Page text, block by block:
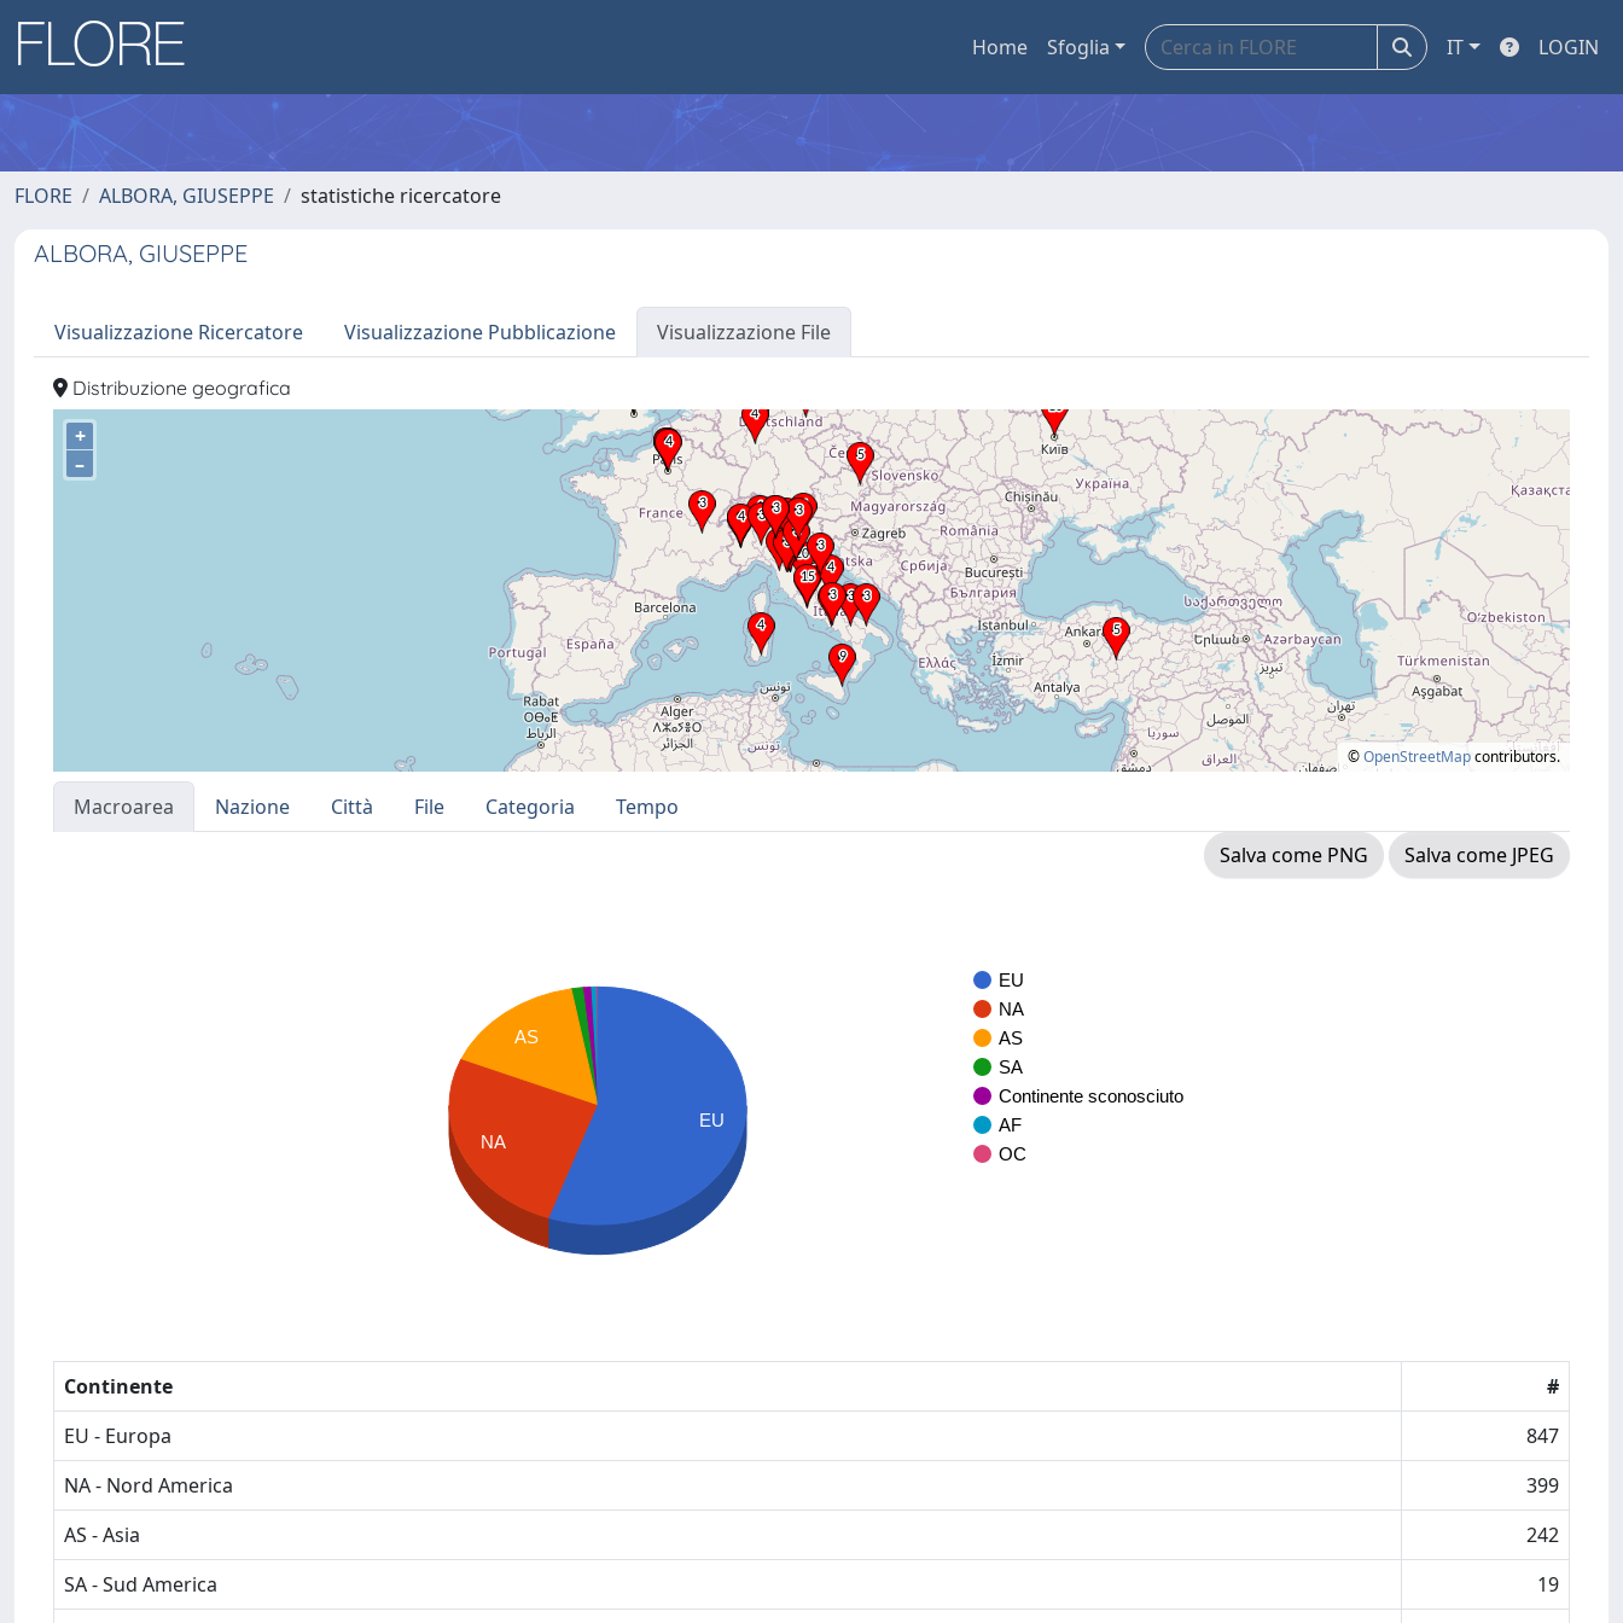
Home Sfoglia IT LOGIN
FLORE ALBORA, GIUSEPPE statistiche ricercatore
ALBORA, GIUSEPPE
Visualizzazione Ricercatore Visualizzazione Pubblicazione Visualizzazione File
Distribuzione geografica
+
–
©OpenStreetMapcontributors.
Macroarea Nazione Città File Categoria
Tempo
Salva come PNG
Salva come JPEG
EU
NA
AS
SA
Continente sconosciuto
AF
OC
AS
NA
EU
Continente
#
EU - Europa
847
NA - Nord America
399
AS - Asia
242
SA - Sud America
19